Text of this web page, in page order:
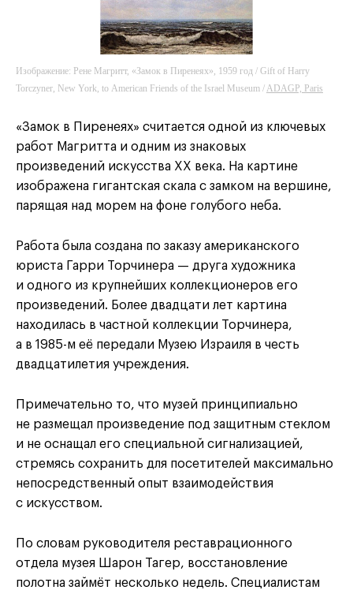
Изображение: Рене Магритт, «Замок в Пиренеях», 1959 год / Gift of Harry
Torczyner, New York, to American Friends of the Israel Museum /ADAGP, Paris
«Замок в Пиренеях» считается одной из ключевых
работ Магритта и одним из знаковых
произведений искусства XX века. На картине
изображена гигантская скала с замком на вершине,
парящая над морем на фоне голубого неба.
Работа была создана по заказу американского
юриста Гарри Торчинера — друга художника
и одного из крупнейших коллекционеров его
произведений. Более двадцати лет картина
находилась в частной коллекции Торчинера,
а в 1985-м её передали Музею Израиля в честь
двадцатилетия учреждения.
Примечательно то, что музей принципиально
не размещал произведение под защитным стеклом
и не оснащал его специальной сигнализацией,
стремясь сохранить для посетителей максимально
непосредственный опыт взаимодействия
с искусством.
По словам руководителя реставрационного
отдела музея Шарон Тагер, восстановление
полотна займёт несколько недель. Специалистам